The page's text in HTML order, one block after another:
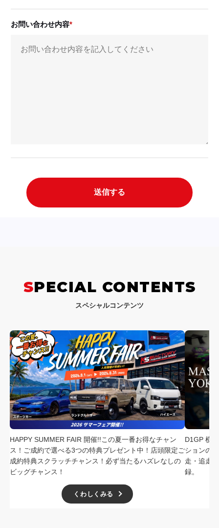
お問い合わせ内容
SPECIAL CONTENTS
スペシャルコンテンツ
HAPPY SUMMER FAIR 開催!!この夏一番お得なチャン
ス！ご成約で選べる3つの特典プレゼント中！店頭限定ご
成約特典スクラッチチャンス！必ず当たるハズレなしの
ビッグチャンス！
くわしくみる
D1GP 横
ションの
走・追走
録。